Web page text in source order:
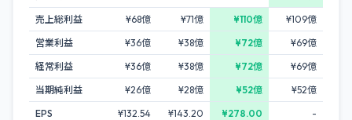
売上総利益
¥68億 ¥71億 ¥110億
¥109億
営業利益
¥36億 ¥38億 ¥72億
¥69億
経常利益
¥36億 ¥38億 ¥72億
¥69億
当期純利益
¥26億 ¥28億 ¥52億
¥52億
EPS
¥132.54 ¥143.20 ¥278.00
-